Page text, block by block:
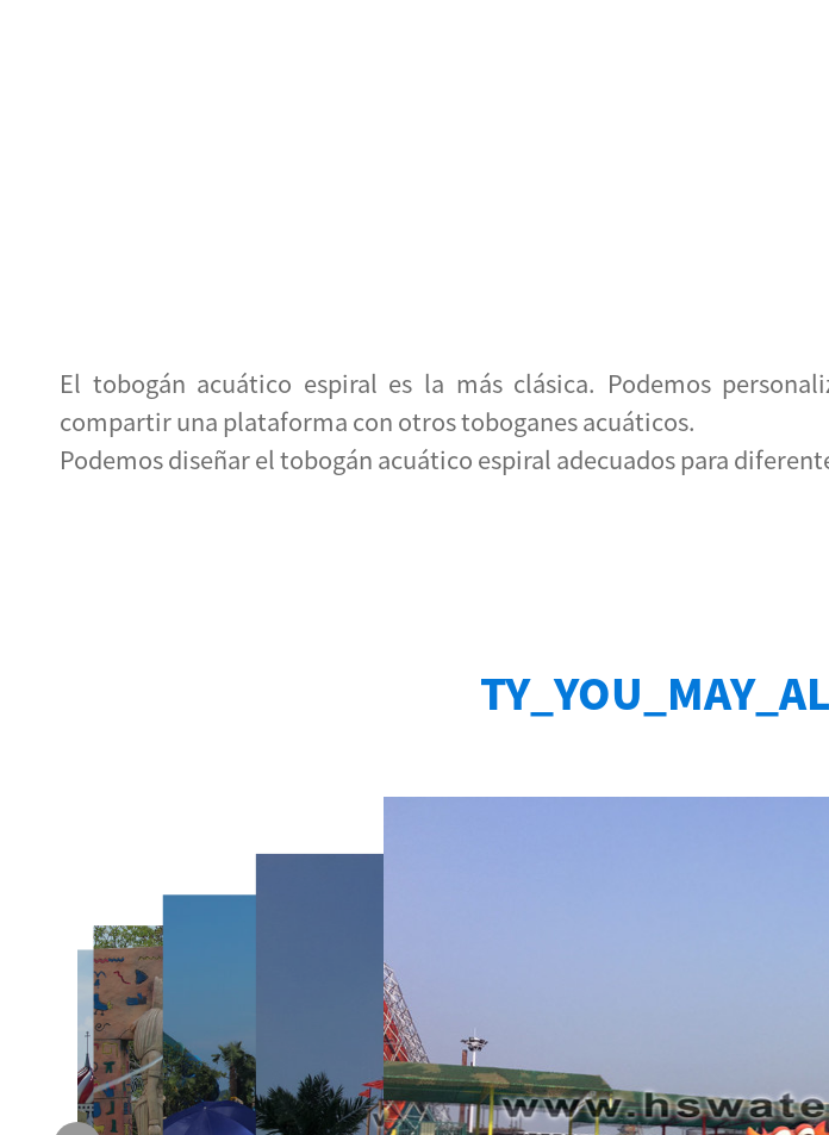
El tobogán acuático espiral es la más clásica. Podemos
compartir una plataforma con otros toboganes acuáticos.
Podemos diseñar el tobogán acuático espiral adecuados para